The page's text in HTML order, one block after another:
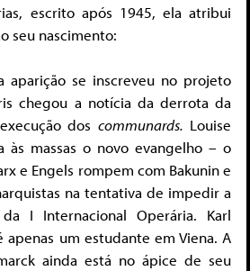
escrito após 1945, ela atribui
seu nascimento:
aparição se inscreveu no projeto
chegou a notícia da derrota da
dos communards. Louise
às massas o novo evangelho – o
e Engels rompem com Bakunin e
na tentativa de impedir a
da I Internacional Operária. Karl
apenas um estudante em Viena. A
ainda está no ápice de seu